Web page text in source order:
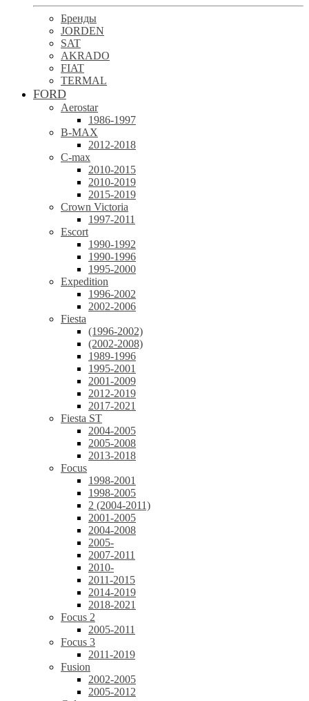
Бренды
JORDEN
SAT
AKRADO
FIAT
TERMAL
FORD
Aerostar
1986-1997
B-MAX
2012-2018
C-max
2010-2015
2010-2019
2015-2019
Crown Victoria
1997-2011
Escort
1990-1992
1990-1996
1995-2000
Expedition
1996-2002
2002-2006
Fiesta
(1996-2002)
(2002-2008)
1989-1996
1995-2001
2001-2009
2012-2019
2017-2021
Fiesta ST
2004-2005
2005-2008
2013-2018
Focus
1998-2001
1998-2005
2 (2004-2011)
2001-2005
2004-2008
2005-
2007-2011
2010-
2011-2015
2014-2019
2018-2021
Focus 2
2005-2011
Focus 3
2011-2019
Fusion
2002-2005
2005-2012